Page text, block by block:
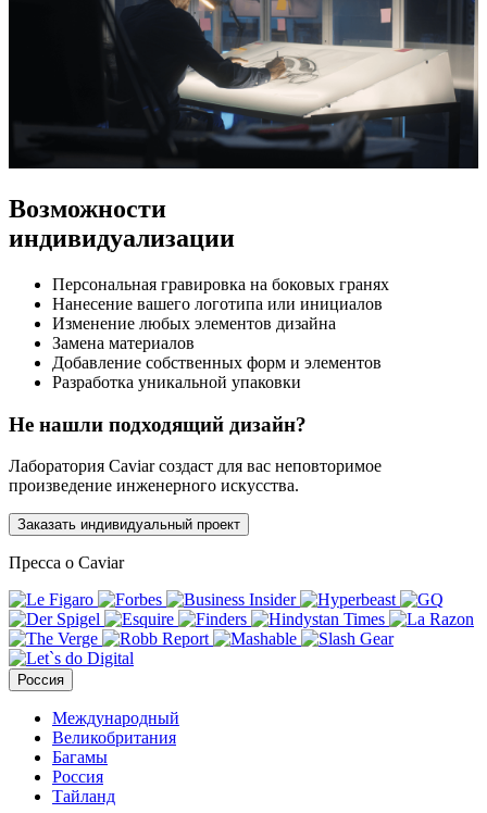
Возможности
индивидуализации
Персональная гравировка на боковых гранях
Нанесение вашего логотипа или инициалов
Изменение любых элементов дизайна
Замена материалов
Добавление собственных форм и элементов
Разработка уникальной упаковки
Не нашли подходящий дизайн?
Лаборатория Caviar создаст для вас неповторимое
произведение инженерного искусства.
Заказать индивидуальный проект
Пресса о Caviar
Россия
Международный
Великобритания
Багамы
Россия
Тайланд